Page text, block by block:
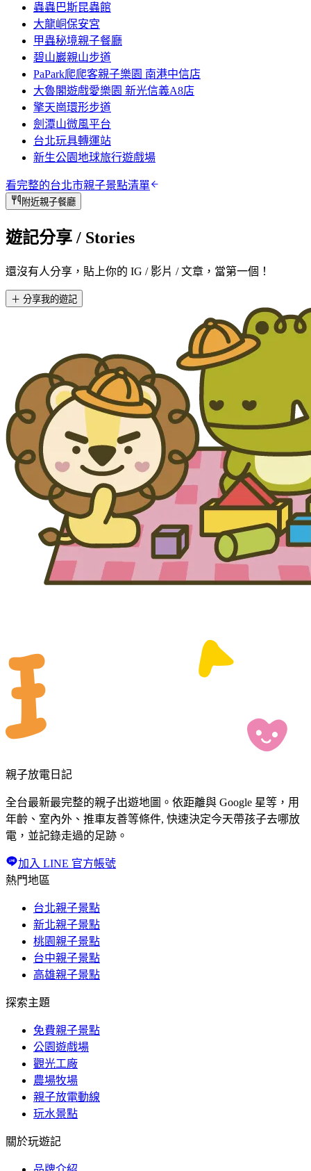
蟲蟲巴斯昆蟲館
大龍峒保安宮
甲蟲秘境親子餐廳
碧山巖親山步道
PaPark爬爬客親子樂園 南港中信店
大魯閣遊戲愛樂園 新光信義A8店
擎天崗環形步道
劍潭山微風平台
台北玩具轉運站
新生公園地球旅行遊戲場
看完整的台北市親子景點清單
附近親子餐廳
遊記分享 / Stories
還沒有人分享，貼上你的 IG / 影片 / 文章，當第一個！
＋ 分享我的遊記
親子放電日記
全台最新最完整的親子出遊地圖。依距離與 Google 星等，用
年齡、室內外、推車友善等條件, 快速決定今天帶孩子去哪放
電，並記錄走過的足跡。
加入 LINE 官方帳號
熱門地區
台北親子景點
新北親子景點
桃園親子景點
台中親子景點
高雄親子景點
探索主題
免費親子景點
公園遊戲場
觀光工廠
農場牧場
親子放電動線
玩水景點
關於玩遊記